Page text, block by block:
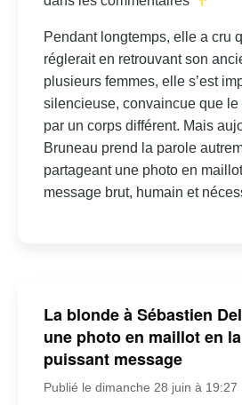
Pendant longtemps, elle a cru
réglerait en retrouvant son
plusieurs femmes, elle s’est
silencieuse, convaincue que
par un corps différent. Mais
Bruneau prend la parole
partageant une photo en
message brut, humain et
La blonde à Sébastien
une photo en maillot en
puissant message
Publié le dimanche 28 juin à 19:27